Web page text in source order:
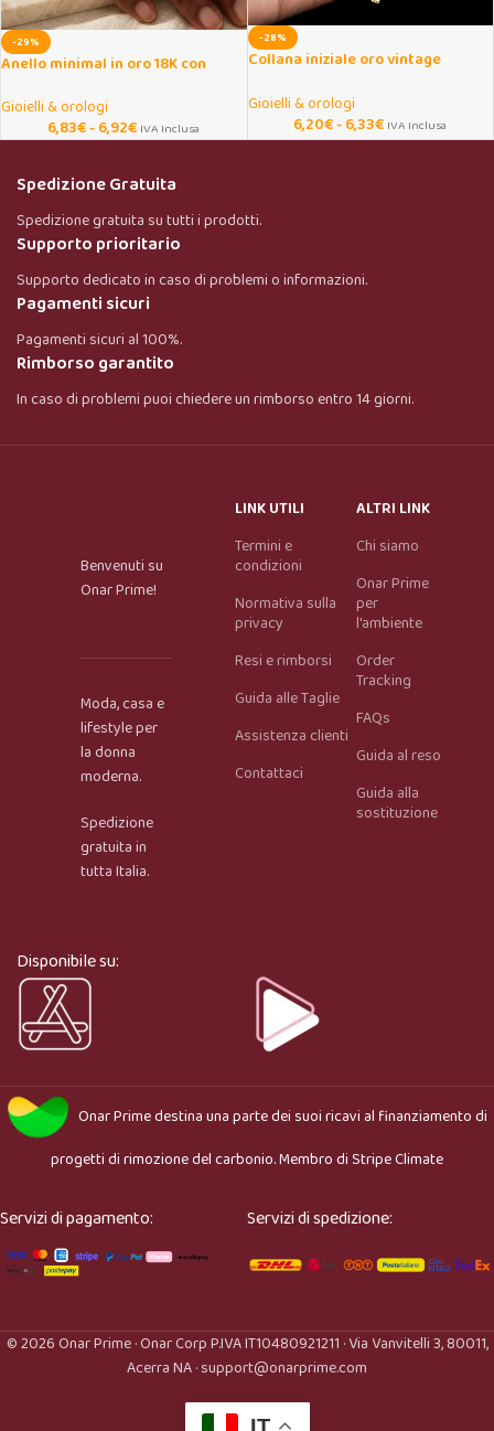
Onar AI Assistant
-29%
Anello minimal in oro 18K con
Gioielli & orologi
6,83€-6,92€ IVA Inclusa
-28%
Collana iniziale oro vintage
Gioielli & orologi
6,20€-6,33€ IVA Inclusa
Spedizione Gratuita
Spedizione gratuita su tutti i prodotti.
Supporto prioritario
Supporto dedicato in caso di problemi o informazioni.
Pagamenti sicuri
Pagamenti sicuri al 100%.
Rimborso garantito
In caso di problemi puoi chiedere un rimborso entro 14 giorni.
Benvenuti su
Onar Prime!
Moda, casa e
lifestyle per
la donna
moderna.
Spedizione
gratuita in
tutta Italia.
LINK UTILI
Termini e
condizioni
Normativa sulla
privacy
Resi e rimborsi
Guida alle Taglie
Assistenza clienti
Contattaci
ALTRI LINK
Chi siamo
Onar Prime
per
l'ambiente
Order
Tracking
FAQs
Guida al reso
Guida alla
sostituzione
Disponibile su:
Onar Primedestina una parte dei suoi ricavi al finanziamento di
progetti di rimozione del carbonio. Membro diStripe Climate
Servizi di pagamento: Servizi di spedizione:
© 2026 Onar Prime · Onar Corp P.IVA IT10480921211 · Via Vanvitelli 3, 80011,
Acerra NA · support@onarprime.com